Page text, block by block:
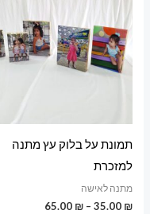
תמונת על בלוק עץ מתנה
למזכרת
מתנה לאישה
35.00 ₪
–
65.00 ₪